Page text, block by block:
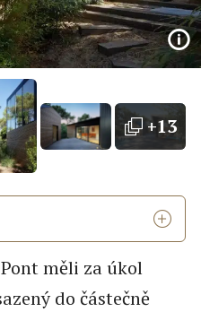
+13
měli za úkol
do částečně